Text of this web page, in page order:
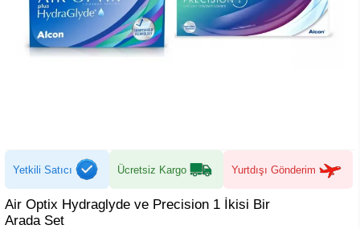
Yetkili Satıcı Ücretsiz Kargo Yurtdışı Gönderim
Air Optix Hydraglyde ve Precision 1 İkisi Bir
Arada Set